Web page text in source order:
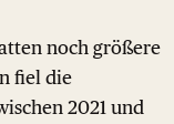
noch größere
fiel die
2021 und